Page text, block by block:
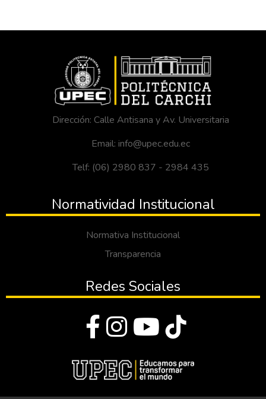
Dirección: Calle Antisana y Av. Universitaria
Email: info@upec.edu.ec
Telf: (06) 2980 837 - 2984 435
Normatividad Institucional
Normativa Institucional
Transparencia
Redes Sociales